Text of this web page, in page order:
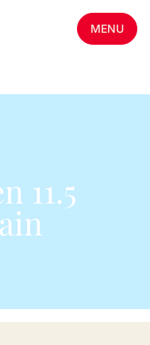
MENU
11.5